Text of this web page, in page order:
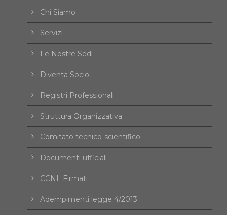
Chi Siamo
Servizi
Le Nostre Sedi
Diventa Socio
Registri Professionali
Struttura Organizzativa
Comitato tecnico-scientifico
Documenti ufficiali
CCNL Firmati
Adempimenti legge 4/2013